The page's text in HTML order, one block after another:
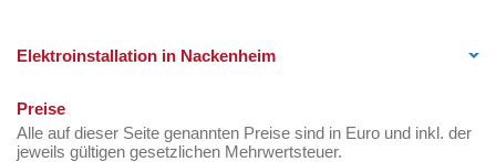
Elektroinstallation in Nackenheim
Preise
Alle auf dieser Seite genannten Preise sind in Euro und inkl. der
jeweils gültigen gesetzlichen Mehrwertsteuer.